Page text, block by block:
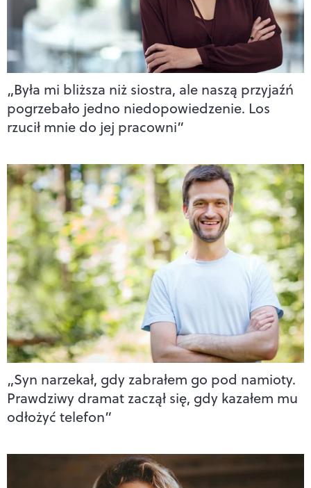
„Była mi bliższa niż siostra, ale naszą przyjaźń
pogrzebało jedno niedopowiedzenie. Los
rzucił mnie do jej pracowni”
„Syn narzekał, gdy zabrałem go pod namioty.
Prawdziwy dramat zaczął się, gdy kazałem mu
odłożyć telefon”